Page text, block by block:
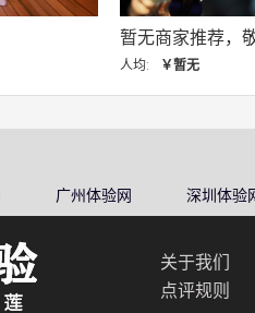
暂无商家推荐，
人均: ￥暂无
广州体验网 深圳体验
关于我们
点评规则